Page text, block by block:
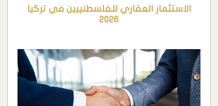
الاستثمار العقاري للفلسطنييين في تركيا
2026